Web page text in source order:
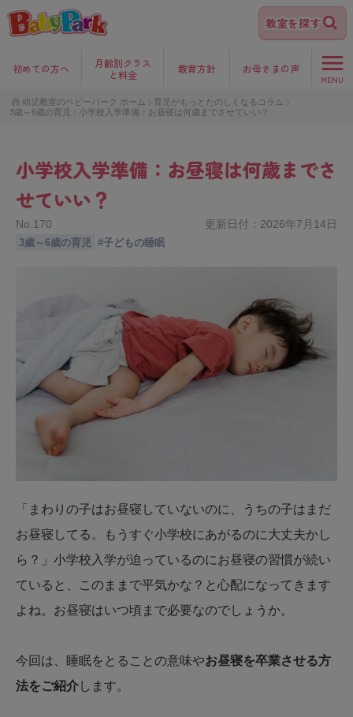
教室を探す
初めての方へ
月齢別クラス
と料金
教育方針 お母さまの声
MENU
幼児教室のベビーパーク ホーム
育児がもっとたのしくなるコラム
3歳～6歳の育児
小学校入学準備：お昼寝は何歳までさせていい？
小学校入学準備：お昼寝は何歳までさ
せていい？
No. 170 更新日付： 2026年7月14日
3歳～6歳の育児 #子どもの睡眠
「まわりの子はお昼寝していないのに、うちの子はまだ
お昼寝してる。もうすぐ小学校にあがるのに大丈夫かし
ら？」小学校入学が迫っているのにお昼寝の習慣が続い
ていると、このままで平気かな？と心配になってきます
よね。お昼寝はいつ頃まで必要なのでしょうか。
今回は、睡眠をとることの意味やお昼寝を卒業させる方
法をご紹介します。